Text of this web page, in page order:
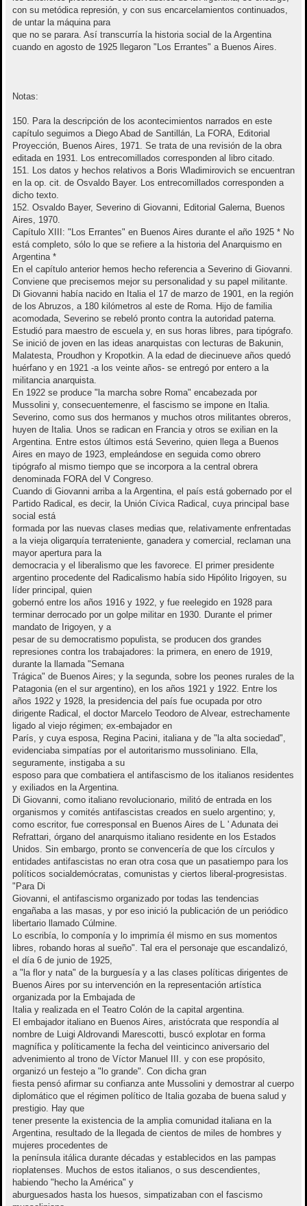
con su metódica represión, y con sus encarcelamientos continuados,
de untar la máquina para
que no se parara. Así transcurría la historia social de la Argentina
cuando en agosto de 1925 llegaron "Los Errantes" a Buenos Aires.
Notas:
150. Para la descripción de los acontecimientos narrados en este
capítulo seguimos a Diego Abad de Santillán, La FORA, Editorial
Proyección, Buenos Aires, 1971. Se trata de una revisión de la obra
editada en 1931. Los entrecomillados corresponden al libro citado.
151. Los datos y hechos relativos a Boris Wladimirovich se encuentran
en la op. cit. de Osvaldo Bayer. Los entrecomillados corresponden a
dicho texto.
152. Osvaldo Bayer, Severino di Giovanni, Editorial Galerna, Buenos
Aires, 1970.
Capítulo XIII: "Los Errantes" en Buenos Aires durante el año 1925 * No
está completo, sólo lo que se refiere a la historia del Anarquismo en
Argentina *
En el capítulo anterior hemos hecho referencia a Severino di Giovanni.
Conviene que precisemos mejor su personalidad y su papel militante.
Di Giovanni había nacido en Italia el 17 de marzo de 1901, en la región
de los Abruzos, a 180 kilómetros al este de Roma. Hijo de familia
acomodada, Severino se rebeló pronto contra la autoridad paterna.
Estudió para maestro de escuela y, en sus horas libres, para tipógrafo.
Se inició de joven en las ideas anarquistas con lecturas de Bakunin,
Malatesta, Proudhon y Kropotkin. A la edad de diecinueve años quedó
huérfano y en 1921 -a los veinte años- se entregó por entero a la
militancia anarquista.
En 1922 se produce "la marcha sobre Roma" encabezada por
Mussolini y, consecuentemenre, el fascismo se impone en Italia.
Severino, como sus dos hermanos y muchos otros militantes obreros,
huyen de Italia. Unos se radican en Francia y otros se exilian en la
Argentina. Entre estos últimos está Severino, quien llega a Buenos
Aires en mayo de 1923, empleándose en seguida como obrero
tipógrafo al mismo tiempo que se incorpora a la central obrera
denominada FORA del V Congreso.
Cuando di Giovanni arriba a la Argentina, el país está gobernado por el
Partido Radical, es decir, la Unión Cívica Radical, cuya principal base
social está
formada por las nuevas clases medias que, relativamente enfrentadas
a la vieja oligarquía terrateniente, ganadera y comercial, reclaman una
mayor apertura para la
democracia y el liberalismo que les favorece. El primer presidente
argentino procedente del Radicalismo había sido Hipólito Irigoyen, su
líder principal, quien
gobernó entre los años 1916 y 1922, y fue reelegido en 1928 para
terminar derrocado por un golpe militar en 1930. Durante el primer
mandato de Irigoyen, y a
pesar de su democratismo populista, se producen dos grandes
represiones contra los trabajadores: la primera, en enero de 1919,
durante la llamada "Semana
Trágica" de Buenos Aires; y la segunda, sobre los peones rurales de la
Patagonia (en el sur argentino), en los años 1921 y 1922. Entre los
años 1922 y 1928, la presidencia del país fue ocupada por otro
dirigente Radical, el doctor Marcelo Teodoro de Alvear, estrechamente
ligado al viejo régimen; ex-embajador en
París, y cuya esposa, Regina Pacini, italiana y de "la alta sociedad",
evidenciaba simpatías por el autoritarismo mussoliniano. Ella,
seguramente, instigaba a su
esposo para que combatiera el antifascismo de los italianos residentes
y exiliados en la Argentina.
Di Giovanni, como italiano revolucionario, militó de entrada en los
organismos y comités antifascistas creados en suelo argentino; y,
como escritor, fue corresponsal en Buenos Aires de L ' Adunata dei
Refrattari, órgano del anarquismo italiano residente en los Estados
Unidos. Sin embargo, pronto se convencería de que los círculos y
entidades antifascistas no eran otra cosa que un pasatiempo para los
políticos socialdemócratas, comunistas y ciertos liberal-progresistas.
"Para Di
Giovanni, el antifascismo organizado por todas las tendencias
engañaba a las masas, y por eso inició la publicación de un periódico
libertario llamado Cúlmine.
Lo escribía, lo componía y lo imprimía él mismo en sus momentos
libres, robando horas al sueño". Tal era el personaje que escandalizó,
el día 6 de junio de 1925,
a "la flor y nata" de la burguesía y a las clases políticas dirigentes de
Buenos Aires por su intervención en la representación artística
organizada por la Embajada de
Italia y realizada en el Teatro Colón de la capital argentina.
El embajador italiano en Buenos Aires, aristócrata que respondía al
nombre de Luigi Aldrovandi Marescotti, buscó explotar en forma
magnífica y políticamente la fecha del veinticinco aniversario del
advenimiento al trono de Víctor Manuel III. y con ese propósito,
organizó un festejo a "lo grande". Con dicha gran
fiesta pensó afirmar su confianza ante Mussolini y demostrar al cuerpo
diplomático que el régimen político de Italia gozaba de buena salud y
prestigio. Hay que
tener presente la existencia de la amplia comunidad italiana en la
Argentina, resultado de la llegada de cientos de miles de hombres y
mujeres procedentes de
la península itálica durante décadas y establecidos en las pampas
rioplatenses. Muchos de estos italianos, o sus descendientes,
habiendo "hecho la América" y
aburguesados hasta los huesos, simpatizaban con el fascismo